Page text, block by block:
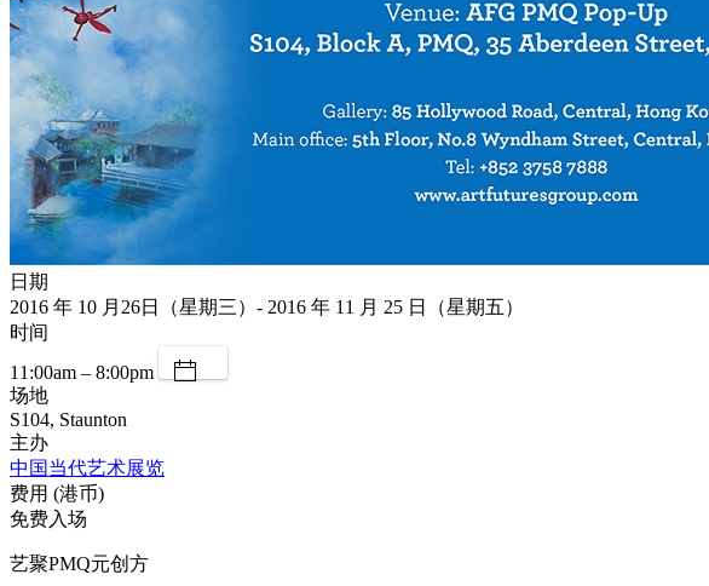
日期
2016 年 10 月26日（星期三）- 2016 年 11 月 25 日（星期五）
时间
11:00am – 8:00pm
场地
S104, Staunton
主办
中国当代艺术展览
费用 (港币)
免费入场
艺聚PMQ元创方